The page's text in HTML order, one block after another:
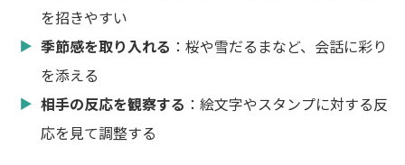
を招きやすい
季節感を取り入れる ：桜や雪だるまなど、会話に彩り
を添える
相手の反応を観察する ：絵文字やスタンプに対する反
応を見て調整する